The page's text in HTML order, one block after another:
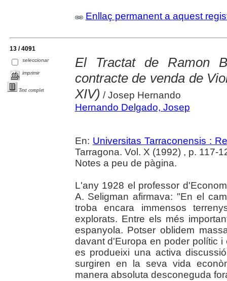
Enllaç permanent a aquest
13 / 4091
seleccionar
imprimir
Text complet
El Tractat de Ramon
contracte de venda de
XIV) / Josep Hernando
Hernando Delgado, Josep
En: Universitas Tarraconensis :
Tarragona. Vol. X (1992) , p. 117-
Notes a peu de pàgina.
L'any 1928 el professor
A. Seligman afirmava: "En el
troba encara immensos
explorats. Entre els més
espanyola. Potser oblidem
davant d'Europa en poder polític
es produeixi una activa
surgiren en la seva vida
manera absoluta desconeguda